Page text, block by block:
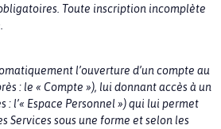
Toute inscription incomplète
l’ouverture d’un compte au
: le « Compte »), lui donnant accès à un
: l’« Espace Personnel ») qui lui permet
Services sous une forme et selon les